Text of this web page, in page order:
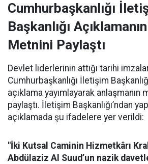
Cumhurbaşkanlığı
Başkanlığı
Metnini Paylaştı
Devlet liderlerinin attığı tarihi
Cumhurbaşkanlığı İletişim
açıklama yayımlayarak
paylaştı. İletişim Başkanlığı’ndan
açıklamada şu ifadelere yer verildi:
"İki Kutsal Caminin Hizmetkârı
Abdülaziz Al Suud’un nazik